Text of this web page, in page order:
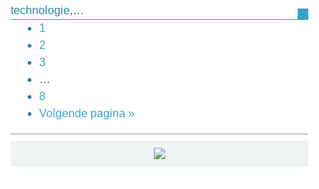
technologie,…
1
2
3
…
8
Volgende pagina »